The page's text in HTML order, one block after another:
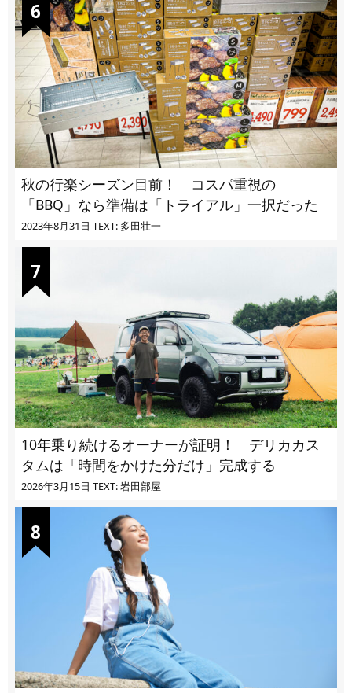
秋の行楽シーズン目前！ コスパ重視の
「BBQ」なら準備は「トライアル」一択だった
2023年8月31日 TEXT: 多田壮一
10年乗り続けるオーナーが証明！ デリカカス
タムは「時間をかけた分だけ」完成する
2026年3月15日 TEXT: 岩田部屋